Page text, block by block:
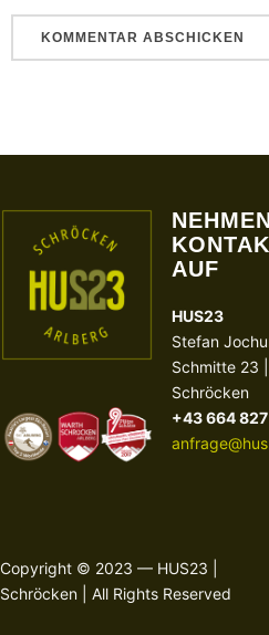
AUF
HUS23
Stefan
Schmitte 23
Schröcken
+43 664
Copyright © 2023 — HUS23 |
Schröcken | All Rights Reserved